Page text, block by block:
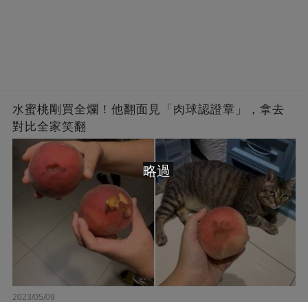
水蜜桃剛買全爛！他翻面見「肉球認證章」，拿去
對比全家笑翻
2023/05/09
略過